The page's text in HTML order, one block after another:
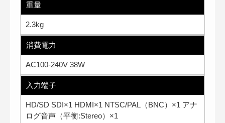
重量
2.3kg
消費電力
AC100-240V 38W
入力端子
HD/SD SDI×1 HDMI×1 NTSC/PAL（BNC）×1 アナ
ログ音声（平衡:Stereo）×1